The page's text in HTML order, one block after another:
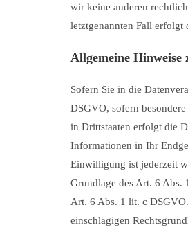
wir keine anderen
letztgenannten Fall erfolgt
Allgemeine Hinweise
Sofern Sie in die
DSGVO, sofern
in Drittstaaten erfolgt die
Informationen in Ihr
Einwilligung ist jederzeit
Grundlage des Art. 6
Art. 6 Abs. 1 lit. c
einschlägigen